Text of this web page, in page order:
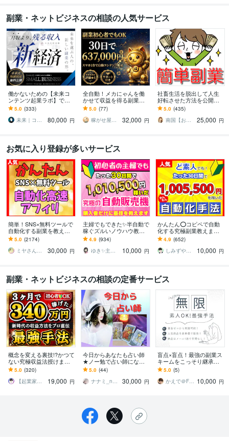
副業・ネットビジネスの相談の人気サービス
働かないための【未来コ
ンテンツ起業ラボ】であ
ります 初心者副業→スモ
ール起業×実践AIスキル獲
得／自動／スマホ
5.0 (333)
未来｜コンテンツ起業ラボ
80,000 円
全自動！メカにゃんを働
かせて収益を得る副業教
えます スマホ１台｜超初
心者向け｜放置型副業｜
自動コンテンツ販売
5.0 (77)
稼がせ屋まさる｜プロマーケター｜２冠達成
32,000 円
社畜生活を脱出して人生
好転させた方法を公開し
ます ツールで自動化→底
辺人生から解放されて理
想の生活♪
5.0 (435)
南国【おうち副業で月収100万】
25,000 円
お気に入り登録が多いサービス
簡単！SNS×無料ツールで
自動化する副業を教えま
す 【マンツーマンサポー
ト】3ステップ作業！仕組
みを増産で加速化
5.0 (2174)
ミヤさん【ネットで月収450万円達成】
30,000 円
主婦でもできた✨半自動で
稼ぐズルいノウハウ教え
ます 3ステップで作成可
能！ほぼ放置で稼ぐ前代
未聞のおすすめ副業！
4.9 (934)
ゆき✨主婦でも月収100万円✨
10,000 円
かんたん⭕️コピペで自動
化する究極副業教えます
超ずるい⚠️スキル経験ゼ
ロでもできる新世代の手
法【超入門編】
4.9 (652)
しみずや＠自動化月収100万円
10,000 円
副業・ネットビジネスの相談の定番サービス
概念を変える裏技!?かつて
ない究極収益法授けます
手にしないと後悔する副
業完全版手法✨遠回りした
くないあなたへ
5.0 (320)
【起業家キヨマロ】プロが教える副業
19,000 円
今日からあなたも占い師
★ノー勉で占い師になれ
ます 占いド素人★興味は
あるけど…★3本の動画の
みで占い師デビュー
5.0 (44)
ナナミ_nanami
30,000 円
盲点×盲点！最強の副業ス
キームをこっそり継承し
ます 意外すぎる方法で一
気に稼げ！納品も30秒で
完結する手間なし！
5.0 (5)
かえで＠FX＆BOで無双させるプロ 10,000 円